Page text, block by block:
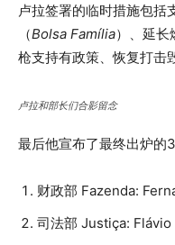
卢拉签署的临时措施包括
（Bolsa Família）、延长
枪支持有政策、恢复打击
卢拉和部长们合影留念
最后他宣布了最终出炉的
财政部 Fazenda:
司法部 Justiça: Flávio